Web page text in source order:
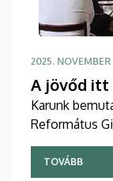
2025. NOVEMBER
A jövőd itt
Karunk
Református
TOVÁBB